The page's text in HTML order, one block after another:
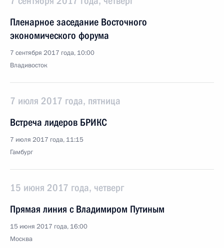
Пленарное заседание Восточного
экономического форума
7 сентября 2017 года, 10:00
Владивосток
7 июля 2017 года, пятница
Встреча лидеров БРИКС
7 июля 2017 года, 11:15
Гамбург
15 июня 2017 года, четверг
Прямая линия с Владимиром Путиным
15 июня 2017 года, 16:00
Москва